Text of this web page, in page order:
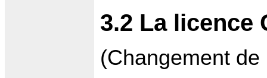
3.2 La licence
(Changement